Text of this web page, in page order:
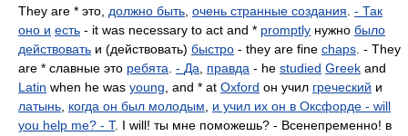
They are * это, должно быть очень странные создания - Так
оно и есть - it was necessary to act and * promptly нужно было
действовать и (действовать) быстро - they are fine chaps . - They
are * славные это ребята - Да правда - he studied Greek and
Latin when he was young , and * at Oxford он учил греческий и
латынь когда он был молодым
и учил их он в Оксфорде - will
you help me? - T. I will! ты мне поможешь? - Всенепременно! в